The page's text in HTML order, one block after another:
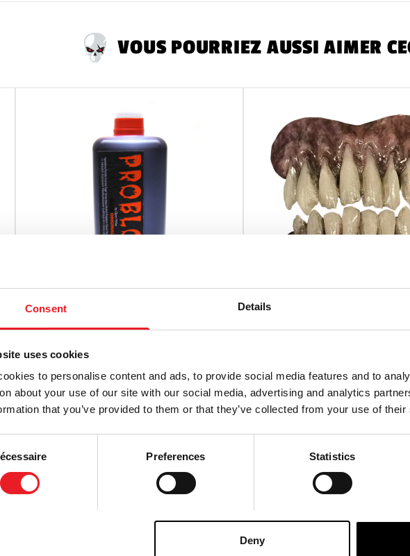
Consent Details
uses cookies
to personalise content and ads, to provide social media features and to
about your use of our site with our social media, advertising and analytics
that you’ve provided to them or that they’ve collected from your use of
Preferences Statistics
Deny
VOUS POURRIEZ AUSSI AIMER
£35.95
AJOUTER AU PANIER
£ 29.95
AJOUTER AU PANIER
Glynn Mckay - Pro Blood THICK 600ml